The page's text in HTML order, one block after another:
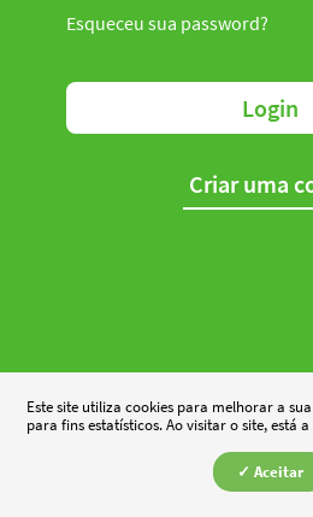
Esqueceu sua password?
Login
Criar uma
Este site utiliza cookies para melhorar a
para fins estatísticos. Ao visitar o site, está
✓ Aceitar